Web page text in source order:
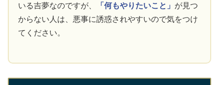
いる吉夢なのですが、
「何もやりたいこと」 が見つ
からない人は、悪事に誘惑されやすいので気をつけ
てください。